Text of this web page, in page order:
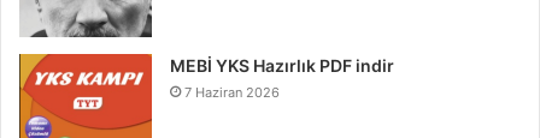
MEBİ YKS Hazırlık PDF indir
7 Haziran 2026